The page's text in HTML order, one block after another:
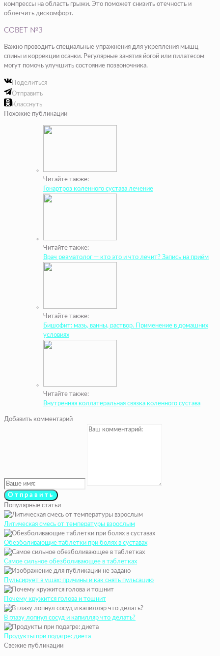
компрессы на область грыжи. Это поможет снизить отечность и
облегчить дискомфорт.
СОВЕТ №3
Важно проводить специальные упражнения для укрепления мышц
спины и коррекции осанки. Регулярные занятия йогой или пилатесом
могут помочь улучшить состояние позвоночника.
Поделиться
Отправить
Класснуть
Похожие публикации
Читайте также:
Гонартроз коленного сустава лечение
Читайте также:
Врач ревматолог — кто это и что лечит? Запись на приём
Читайте также:
Бишофит: мазь, ванны, раствор. Применение в домашних
условиях
Читайте также:
Внутренняя коллатеральная связка коленного сустава
Добавить комментарий
Популярные статьи
Литическая смесь от температуры взрослым
Обезболивающие таблетки при болях в суставах
Самое сильное обезболивающее в таблетках
Пульсирует в ушах: причины и как снять пульсацию
Почему кружится голова и тошнит
В глазу лопнул сосуд и капилляр что делать?
Продукты при подагре: диета
Свежие публикации